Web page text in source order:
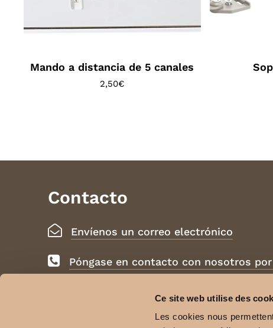
Ce site web utilise des
Les cookies nous
Mando a distancia de 5 canales
2,50€
Contacto
Envíenos un correo electrónico
Póngase en contacto con nosotros